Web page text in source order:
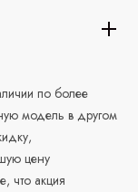
по более
модель в другом
цену
что акция